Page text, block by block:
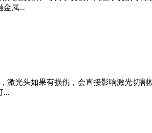
金属...
激光头如果有损伤，会直接影响激光切
...